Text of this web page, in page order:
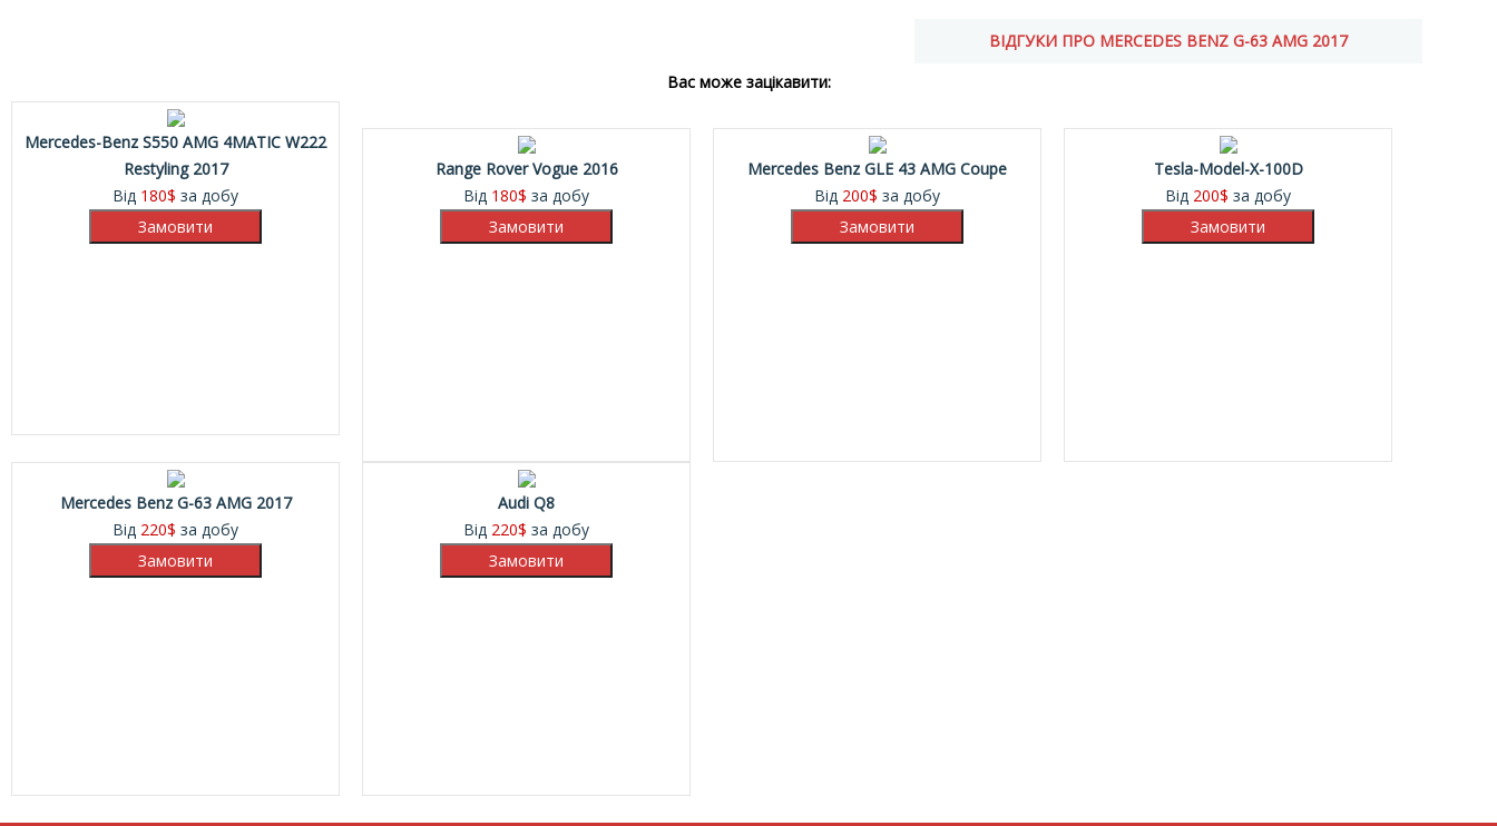
ВІДГУКИ ПРО MERCEDES BENZ G-63 AMG 2017
Вас може зацікавити:
Mercedes-Benz S550 AMG 4MATIC W222
Restyling 2017
Від 180$ за добу
Range Rover Vogue 2016
Від 180$ за добу
Mercedes Benz GLE 43 AMG Coupe
Від 200$ за добу
Tesla-Model-X-100D
Від 200$ за добу
Mercedes Benz G-63 AMG 2017
Від 220$ за добу
Audi Q8
Від 220$ за добу